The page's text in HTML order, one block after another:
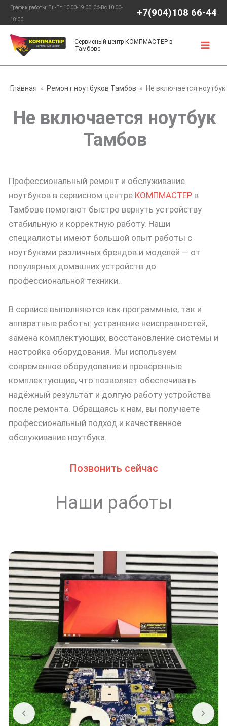
Перейти
содержимому
График работы: Пн-Пт 10:00-19:00, Сб-Вс 10:00-
18:00
+7(904)108 66-44
Сервисный центр КОМПМАСТЕР в
Тамбове
Главная Ремонт ноутбуков Тамбов Не включается ноутбук
Не включается ноутбук
Тамбов
Профессиональный ремонт и обслуживание
ноутбуков в сервисном центре КОМПМАСТЕР в
Тамбове помогают быстро вернуть устройству
стабильную и корректную работу. Наши
специалисты имеют большой опыт работы с
ноутбуками различных брендов и моделей — от
популярных домашних устройств до
профессиональной техники.
В сервисе выполняются как программные, так и
аппаратные работы: устранение неисправностей,
замена комплектующих, восстановление системы и
настройка оборудования. Мы используем
современное оборудование и проверенные
комплектующие, что позволяет обеспечивать
надёжный результат и долгую работу устройства
после ремонта. Обращаясь к нам, вы получаете
профессиональный подход и качественное
обслуживание ноутбука.
Позвонить сейчас
Наши работы